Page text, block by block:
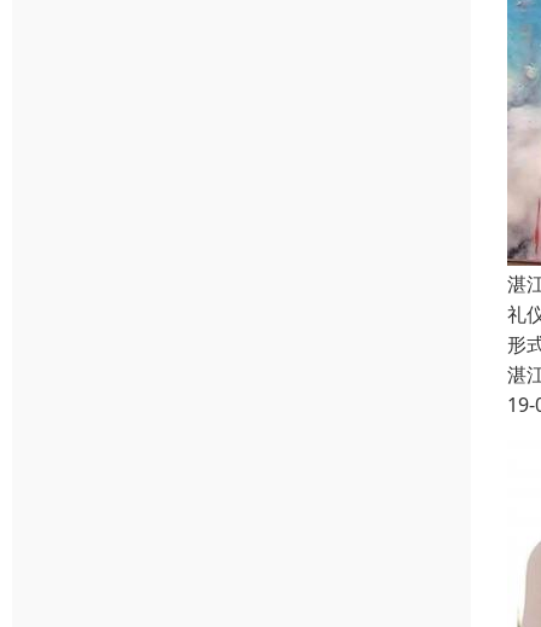
湛
礼
形
湛
19-